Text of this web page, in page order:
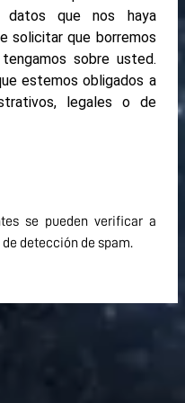
datos que nos haya
solicitar que borremos
sobre usted.
estemos obligados a
legales o de
se pueden verificar a
detección de spam.